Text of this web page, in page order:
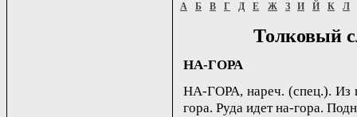
А Б В Г Д Е Ж З И Й К Л
Толковый
НА-ГОРА
НА-ГОРА, нареч. (спец.). Из
гора. Руда идет на-гора.